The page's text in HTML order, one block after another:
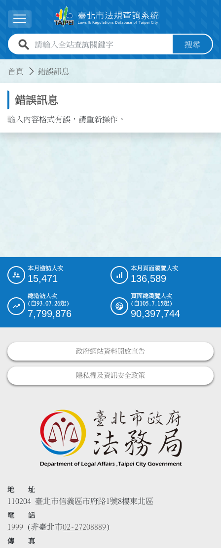
展開選單
全站查詢關鍵字欄位 搜尋
首頁 錯誤訊息
錯誤訊息
輸入內容格式有誤，請重新操作。
::: 本月造訪人次
15,471
本月頁面瀏覽人次
136,589
總造訪人次
(自93.07.26起)
7,799,876
頁面總瀏覽人次
(自105.7.15起)
90,397,744
政府網站資料開放宣告
隱私權及資訊安全政策
地 址
110204 臺北市信義區市府路1號8樓東北區
電 話
1999 (非臺北市02-27208889)
傳 真